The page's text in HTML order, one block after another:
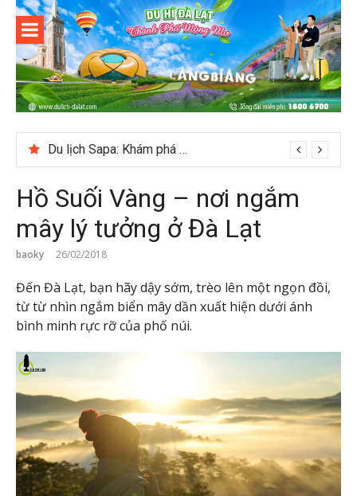
Skip
content
Du lịch Đà
Lạt
Du lịch Sapa: Khám phá bản Ý Linh Hồ độc đáo giữa Tây Bắc
Hồ Suối Vàng – nơi ngắm
mây lý tưởng ở Đà Lạt
baoky 26/02/2018
Đến Đà Lạt, bạn hãy dậy sớm, trèo lên một ngọn đồi,
từ từ nhìn ngắm biển mây dần xuất hiện dưới ánh
bình minh rực rỡ của phố núi.